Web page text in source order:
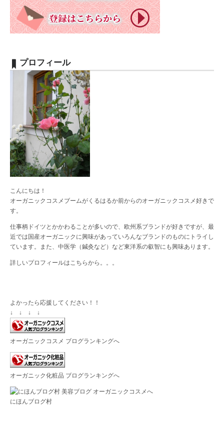
プロフィール
こんにちは！
オーガニックコスメブームがくるはるか前からのオーガニックコスメ好きで
す。
仕事柄ドイツとかかわることが多いので、欧州系ブランドが好きですが、最
近では国産オーガニックに興味があっていろんなブランドのものにトライし
ています。また、中医学（鍼灸など）など東洋系の叡智にも興味あります。
詳しいプロフィールはこちらから。。。
よかったら応援してください！！
↓ ↓ ↓ ↓
オーガニックコスメ ブログランキングへ
オーガニック化粧品 ブログランキングへ
にほんブログ村